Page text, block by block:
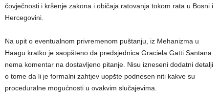
čovječnosti i kršenje zakona i običaja ratovanja tokom rata u Bosni i
Hercegovini.
Na upit o eventualnom privremenom puštanju, iz Mehanizma u
Haagu kratko je saopšteno da predsjednica Graciela Gatti Santana
nema komentar na dostavljeno pitanje. Nisu izneseni dodatni detalji
o tome da li je formalni zahtjev uopšte podnesen niti kakve su
proceduralne mogućnosti u ovakvim slučajevima.